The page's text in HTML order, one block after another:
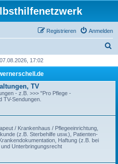
Anmelden
Registrieren
h
17:02
TV
- z.B. >>> "Pro Pflege -
TV-Sendungen.
/ Krankenhaus / Pflegeeinrichtung,
(z.B. Sterbehilfe usw.), Patienten-
Haftung (z.B. bei
Unterbringungsrecht